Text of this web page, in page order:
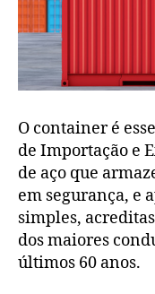
O container é
de Importação e
de aço que
em segurança, e
simples,
dos maiores
últimos 60 anos.